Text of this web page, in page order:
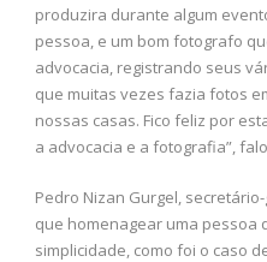
produzira durante algum
pessoa, e um bom fotografo
advocacia, registrando seus
que muitas vezes fazia fotos
nossas casas. Fico feliz por
a advocacia e a fotografia”,
Pedro Nizan Gurgel,
que homenagear uma pessoa
simplicidade, como foi o caso